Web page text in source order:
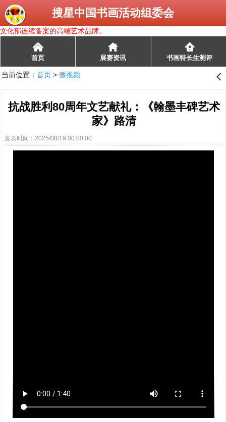
搜星中国书画活动组委会
文化部连续备案的高端艺术品牌。
󰄫
首页 展赛资讯 书画特长生测评
当前位置： 首页> 微视频 󰊒
抗战胜利80周年文艺献礼：《翰墨丰碑艺术
家》路清
发表时间：2025/08/19 00:00:00